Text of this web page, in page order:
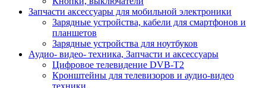
Запчасти аксессуары для мобильной электроники
Зарядные устройства, кабели для смартфонов и
планшетов
Зарядные устройства для ноутбуков
Аудио- видео- техника, Запчасти и аксессуары
Цифровое телевидение DVB-T2
Кронштейны для телевизоров и аудио-видео
техники